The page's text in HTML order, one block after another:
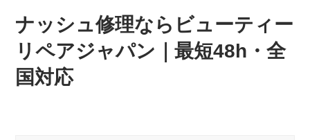
ナッシュ修理ならビューティー
リペアジャパン｜最短48h・全
国対応